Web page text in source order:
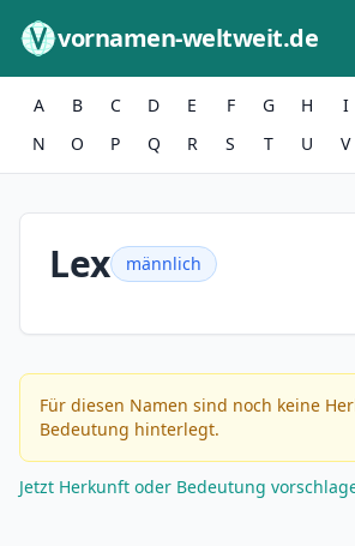
vornamen-weltweit.de
A B C D E F G H I
N
O P Q R S T U V
Lex männlich
Für diesen Namen sind noch keine
Bedeutung hinterlegt.
Jetzt Herkunft oder Bedeutung